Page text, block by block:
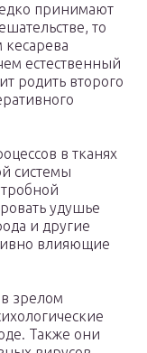
принимают
то
естественный
родить второго
в тканях
системы
удушье
и другие
влияющие
зрелом
Также они